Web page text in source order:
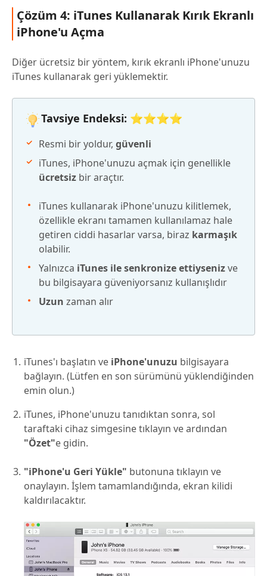
Çözüm 4: iTunes Kullanarak Kırık Ekranlı
iPhone'u Açma
Diğer ücretsiz bir yöntem, kırık ekranlı iPhone'unuzu
iTunes kullanarak geri yüklemektir.
Tavsiye Endeksi: ⭐⭐⭐⭐
Resmi bir yoldur, güvenli
iTunes, iPhone'unuzu açmak için genellikle
ücretsiz bir araçtır.
iTunes kullanarak iPhone'unuzu kilitlemek,
özellikle ekranı tamamen kullanılamaz hale
getiren ciddi hasarlar varsa, biraz karmaşık
olabilir.
Yalnızca iTunes ile senkronize ettiysenizve
bu bilgisayara güveniyorsanız kullanışlıdır
Uzun zaman alır
iTunes'ı başlatın ve iPhone'unuzu bilgisayara
bağlayın. (Lütfen en son sürümünü yüklendiğinden
emin olun.)
iTunes, iPhone'unuzu tanıdıktan sonra, sol
taraftaki cihaz simgesine tıklayın ve ardından
"Özet"e gidin.
"iPhone'u Geri Yükle" butonuna tıklayın ve
onaylayın. İşlem tamamlandığında, ekran kilidi
kaldırılacaktır.